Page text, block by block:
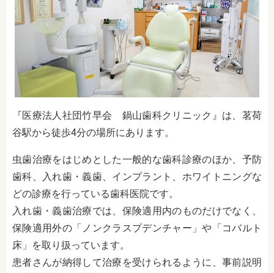
『医療法人社団竹早会 鍋山歯科クリニック』は、茗荷
谷駅から徒歩4分の場所にあります。
虫歯治療をはじめとした一般的な歯科診療のほか、予防
歯科、入れ歯・義歯、インプラント、ホワイトニングな
どの診療を行っている歯科医院です。
入れ歯・義歯治療では、保険適用内のものだけでなく、
保険適用外の「ノンクラスプデンチャー」や「コバルト
床」を取り扱っています。
患者さんが納得して治療を受けられるように、事前説明